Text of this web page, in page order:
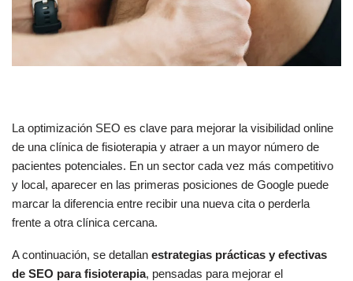
La optimización SEO es clave para mejorar la visibilidad online
de una clínica de fisioterapia y atraer a un mayor número de
pacientes potenciales. En un sector cada vez más competitivo
y local, aparecer en las primeras posiciones de Google puede
marcar la diferencia entre recibir una nueva cita o perderla
frente a otra clínica cercana.
A continuación, se detallan estrategias prácticas y efectivas
de SEO para fisioterapia, pensadas para mejorar el